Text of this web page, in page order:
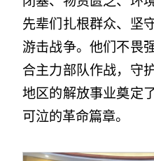
先辈们扎根群众、坚
游击战争。他们不畏
合主力部队作战，守
地区的解放事业奠定
可泣的革命篇章。